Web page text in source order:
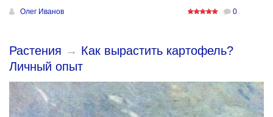
Олег Иванов 0
Растения → Как вырастить картофель?
Личный опыт